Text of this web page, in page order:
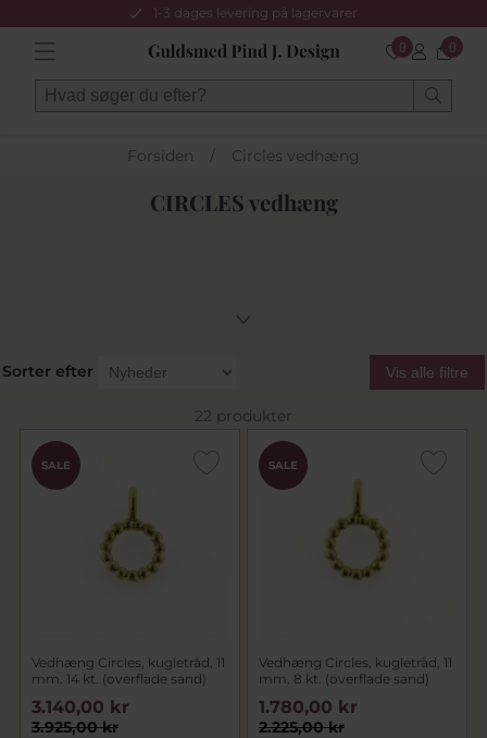
1-3 dages levering på lagervarer
0 0
Forsiden / Circles vedhæng
CIRCLES vedhæng
Sorter efter Vis alle filtre
22 produkter
SALE
Vedhæng Circles, kugletråd, 11
mm. 14 kt. (overflade sand)
3.925,00 kr
3.140,00 kr
SALE
Vedhæng Circles, kugletråd, 11
mm. 8 kt. (overflade sand)
2.225,00 kr
1.780,00 kr